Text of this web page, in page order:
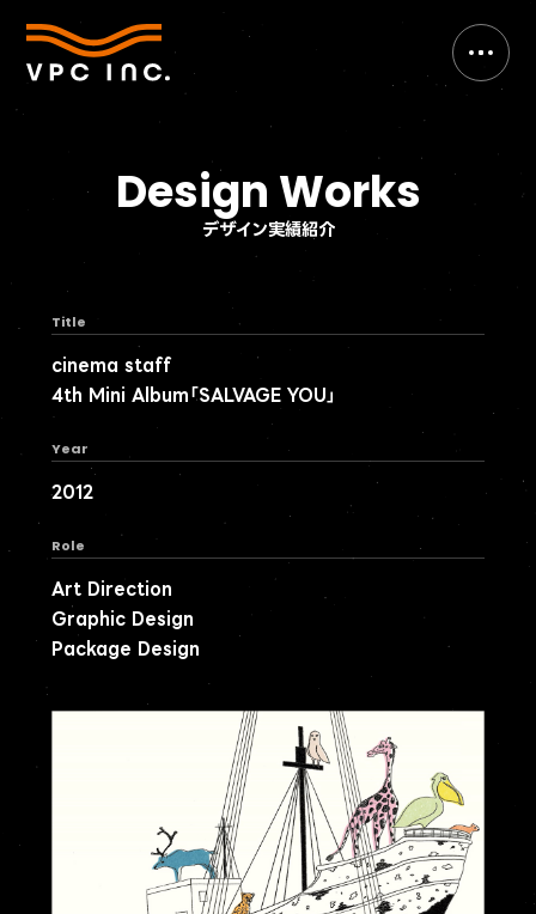
デザイン実績紹介
Design Works
Title
cinema staff
4th Mini Album「SALVAGE YOU」
Year
2012
Role
Art Direction
Graphic Design
Package Design